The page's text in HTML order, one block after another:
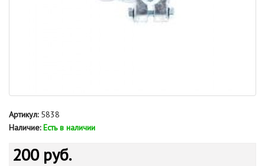
Артикул:5838
Наличие: Есть в наличии
200 руб.